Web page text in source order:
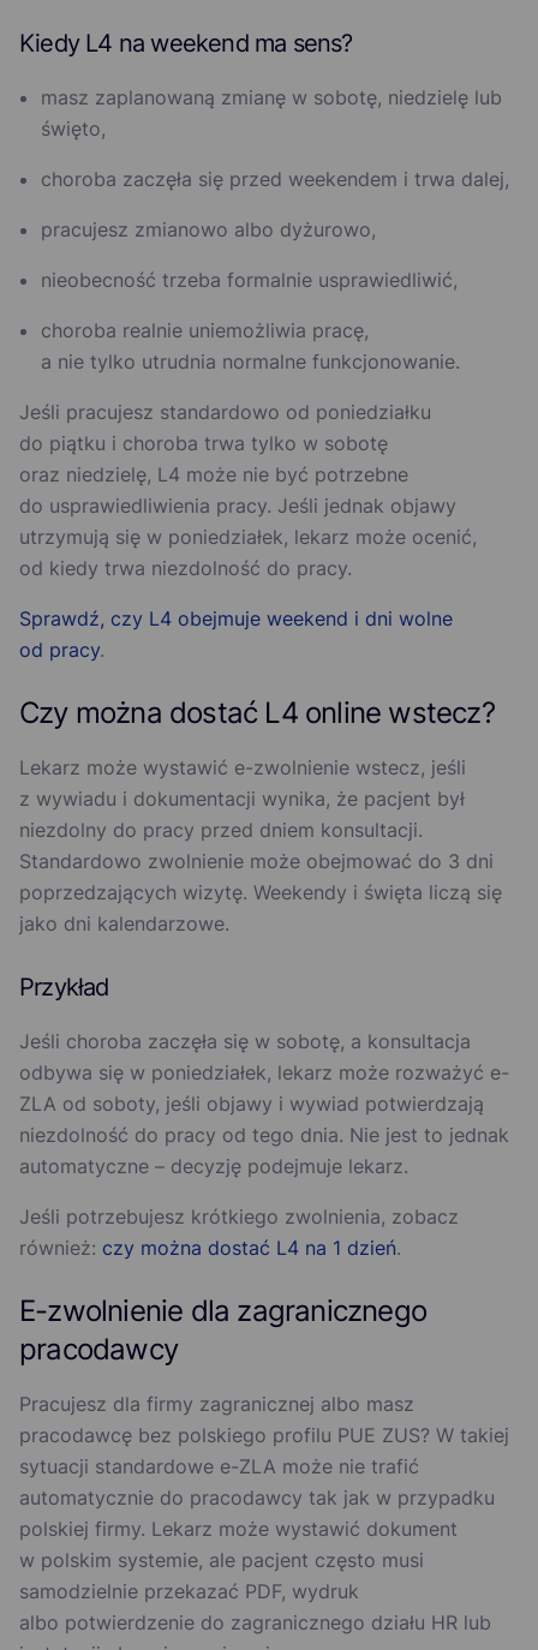
Kiedy L4 na weekend ma sens?
masz zaplanowaną zmianę w sobotę, niedzielę lub
święto,
choroba zaczęła się przed weekendem i trwa dalej,
pracujesz zmianowo albo dyżurowo,
nieobecność trzeba formalnie usprawiedliwić,
choroba realnie uniemożliwia pracę,
a nie tylko utrudnia normalne funkcjonowanie.
Jeśli pracujesz standardowo od poniedziałku
do piątku i choroba trwa tylko w sobotę
oraz niedzielę, L4 może nie być potrzebne
do usprawiedliwienia pracy. Jeśli jednak objawy
utrzymują się w poniedziałek, lekarz może ocenić,
od kiedy trwa niezdolność do pracy.
Sprawdź, czy L4 obejmuje weekend i dni wolne
od pracy.
Czy można dostać L4 online wstecz?
Lekarz może wystawić e-zwolnienie wstecz, jeśli
z wywiadu i dokumentacji wynika, że pacjent był
niezdolny do pracy przed dniem konsultacji.
Standardowo zwolnienie może obejmować do 3 dni
poprzedzających wizytę. Weekendy i święta liczą się
jako dni kalendarzowe.
Przykład
Jeśli choroba zaczęła się w sobotę, a konsultacja
odbywa się w poniedziałek, lekarz może rozważyć e-
ZLA od soboty, jeśli objawy i wywiad potwierdzają
niezdolność do pracy od tego dnia. Nie jest to jednak
automatyczne – decyzję podejmuje lekarz.
Jeśli potrzebujesz krótkiego zwolnienia, zobacz
również: czy można dostać L4 na 1 dzień.
E-zwolnienie dla zagranicznego
pracodawcy
Pracujesz dla firmy zagranicznej albo masz
pracodawcę bez polskiego profilu PUE ZUS? W takiej
sytuacji standardowe e-ZLA może nie trafić
automatycznie do pracodawcy tak jak w przypadku
polskiej firmy. Lekarz może wystawić dokument
w polskim systemie, ale pacjent często musi
samodzielnie przekazać PDF, wydruk
albo potwierdzenie do zagranicznego działu HR lub